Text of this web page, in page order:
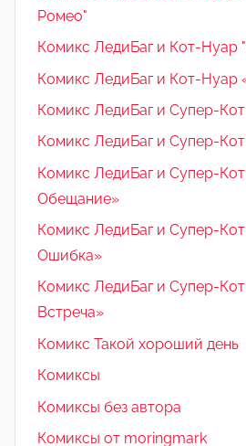
Ромео"
Комикс ЛедиБаг и Кот-Нуар
Комикс ЛедиБаг и Кот-Нуар
Комикс ЛедиБаг и Супер-
Комикс ЛедиБаг и Супер-
Комикс ЛедиБаг и Супер-
Обещание»
Комикс ЛедиБаг и Супер-
Ошибка»
Комикс ЛедиБаг и Супер-
Встреча»
Комикс Такой хороший день
Комиксы
Комиксы без автора
Комиксы от moringmark